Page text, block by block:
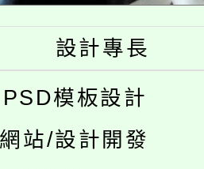
設計專長
模板設計
站/設計開發